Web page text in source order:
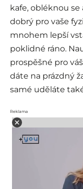
kafe, obléknou se
dobrý pro vaše
mnohem lepší
poklidné ráno.
prospěšné pro
dáte na prázdný
samé uděláte
Reklama